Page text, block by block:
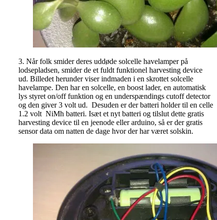
3. Når folk smider deres uddøde solcelle havelamper på
lodsepladsen, smider de et fuldt funktionel harvesting device
ud. Billedet herunder viser indmaden i en skrottet solcelle
havelampe. Den har en solcelle, en boost lader, en automatisk
lys styret on/off funktion og en underspændings cutoff detector
og den giver 3 volt ud. Desuden er der batteri holder til en celle
1.2 volt NiMh batteri. Isæt et nyt batteri og tilslut dette gratis
harvesting device til en jeenode eller arduino, så er der gratis
sensor data om natten de dage hvor der har været solskin.